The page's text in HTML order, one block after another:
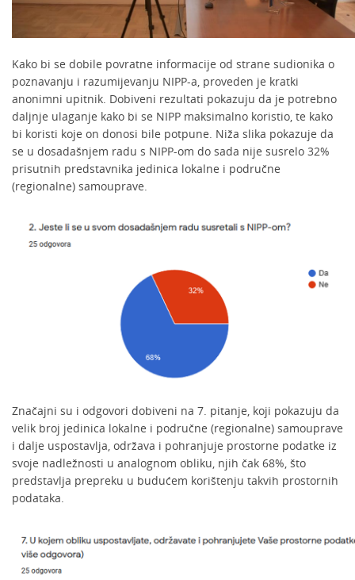
Kako bi se dobile povratne informacije od strane sudionika o
poznavanju i razumijevanju NIPP-a, proveden je kratki
anonimni upitnik. Dobiveni rezultati pokazuju da je potrebno
daljnje ulaganje kako bi se NIPP maksimalno koristio, te kako
bi koristi koje on donosi bile potpune. Niža slika pokazuje da
se u dosadašnjem radu s NIPP-om do sada nije susrelo 32%
prisutnih predstavnika jedinica lokalne i područne
(regionalne) samouprave.
Značajni su i odgovori dobiveni na 7. pitanje, koji pokazuju da
velik broj jedinica lokalne i područne (regionalne) samouprave
i dalje uspostavlja, održava i pohranjuje prostorne podatke iz
svoje nadležnosti u analognom obliku, njih čak 68%, što
predstavlja prepreku u budućem korištenju takvih prostornih
podataka.